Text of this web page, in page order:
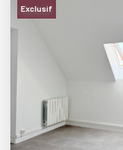
Exclusif